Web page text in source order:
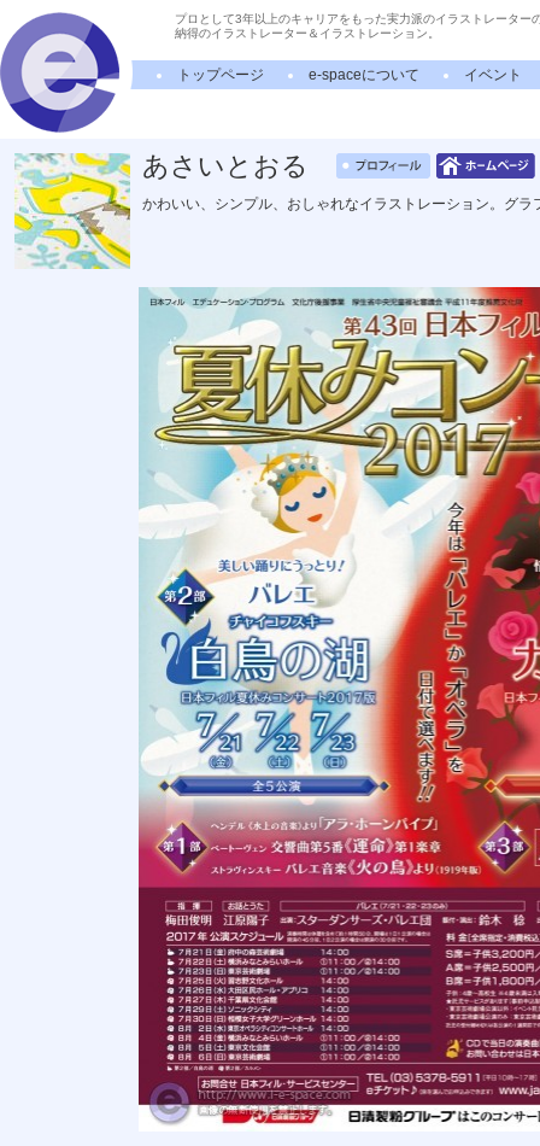
プロとして3年以上のキャリアをもった実力派のイラストレーター
納得のイラストレーター＆イラストレーション。
トップページ e-spaceについて イベント
あさいとおる
かわいい、シンプル、おしゃれなイラストレーション。グ